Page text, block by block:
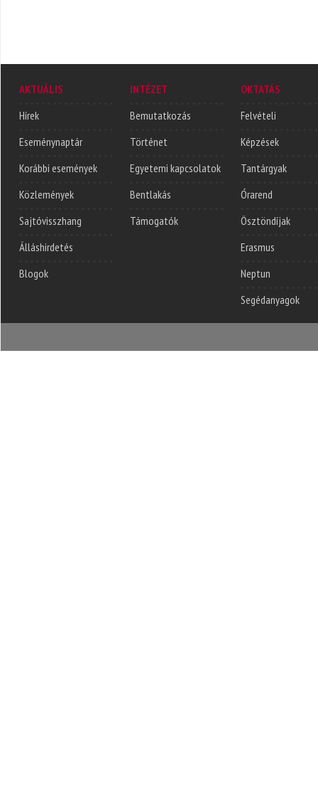
AKTUÁLIS
Hírek
Eseménynaptár
Korábbi események
Közlemények
Sajtóvisszhang
Álláshirdetés
Blogok
INTÉZET
Bemutatkozás
Történet
Egyetemi kapcsolatok
Bentlakás
Támogatók
OKTATÁS
Felvételi
Képzések
Tantárgyak
Órarend
Ösztöndíjak
Erasmus
Neptun
Segédanyagok